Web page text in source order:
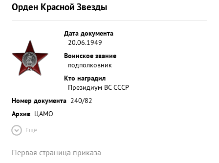
Орден Красной Звезды
Дата документа
20.06.1949
Воинское звание
подполковник
Кто наградил
Президиум ВС СССР
Номер документа 240/82
Архив ЦАМО
Ещё
Первая страница приказа